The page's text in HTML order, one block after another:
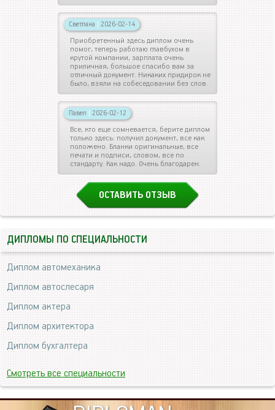
Светлана | 2026-02-14
Приобретенный здесь диплом очень
помог, теперь работаю главбухом в
крутой компании, зарплата очень
приличная, большое спасибо вам за
отличный документ. Никаких придирок не
было, взяли на собеседовании без слов.
Павел | 2026-02-12
Все, кто еще сомневается, берите диплом
только здесь: получил документ, все как
положено. Бланки оригинальные, все
печати и подписи, словом, все по
стандарту. Как надо. Очень благодарен.
ОСТАВИТЬ ОТЗЫВ
ДИПЛОМЫ ПО СПЕЦИАЛЬНОСТИ
Диплом автомеханика
Диплом автослесаря
Диплом актера
Диплом архитектора
Диплом бухгалтера
Смотреть все специальности